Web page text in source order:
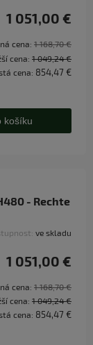
1 051,00 €
cena: 1 168,70 €
cena: 1 049,24 €
cena: 854,47 €
košíku
- Rechte
ve skladu
1 051,00 €
cena: 1 168,70 €
cena: 1 049,24 €
cena: 854,47 €